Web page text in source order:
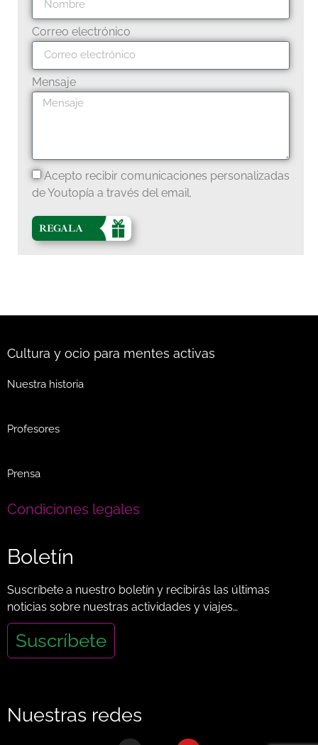
Correo electrónico
Mensaje
Acepto recibir comunicaciones personalizadas
de Youtopía a través del email.
REGALA
Cultura y ocio para mentes activas
Nuestra historia
Profesores
Prensa
Condiciones legales
Boletín
Suscríbete a nuestro boletín y recibirás las últimas
noticias sobre nuestras actividades y viajes…
Suscríbete
Nuestras redes